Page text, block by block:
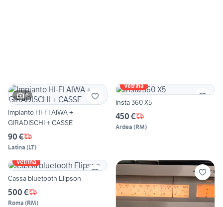
6
Impianto HI-FI AIWA +
GIRADISCHI + CASSE
90 €
Latina (LT)
Vetrina
Insta 360 X5
450 €
Ardea (RM)
Vetrina
Cassa bluetooth Elipson
500 €
Roma (RM)